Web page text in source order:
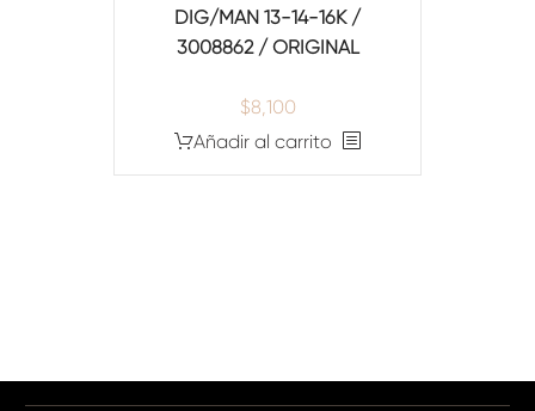
DIG/MAN 13-14-16K /
3008862 / ORIGINAL
$8,100
Añadir al carrito